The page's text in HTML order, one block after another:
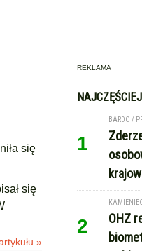
się
się
»
REKLAMA
1
BARDO /
2
OHZ